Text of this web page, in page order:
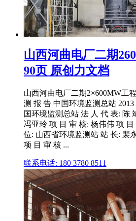
山西河曲电厂二期
90页 原创力文档
山西河曲电厂二期2×600MW工
测 报 告 中国环境监测总站
国环境监测总站 法 人 代 表: 陈
冯亚玲 项 目 审 核: 杨伟伟 项
位: 山西省环境监测站 站 长: 裴
项 目 审 核 ...
联系电话: 180 3780 8511